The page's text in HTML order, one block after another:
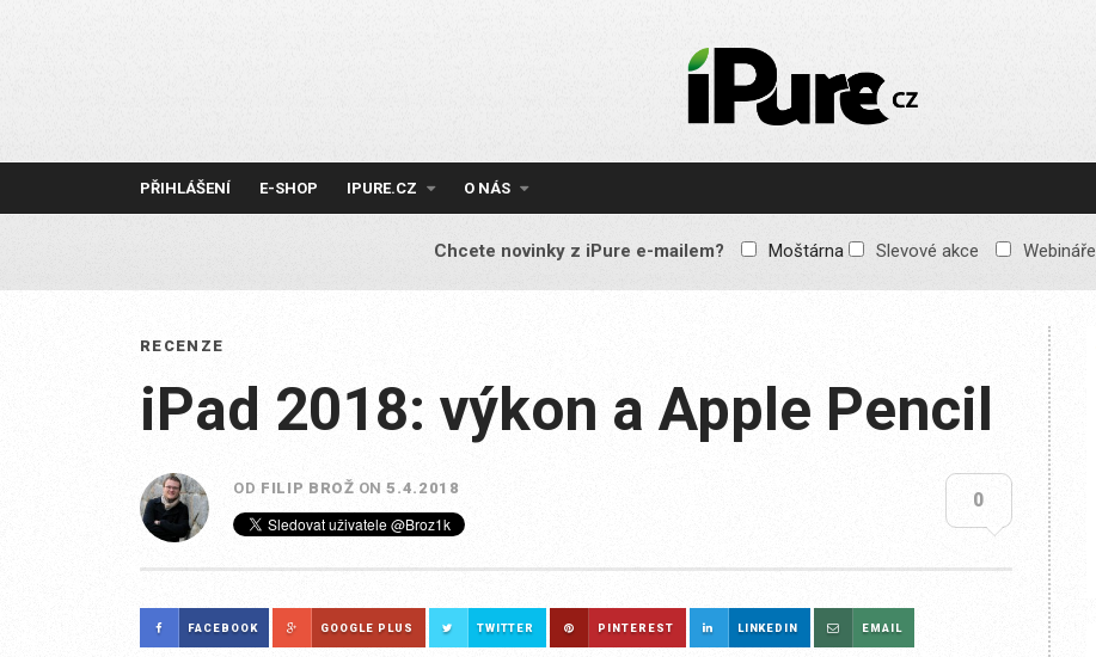
IPURE.CZ
Prémiový Apple e-
reklamy, žádné
obsah pro všechny
PŘIHLÁŠENÍ E-SHOP IPURE.CZ O NÁS
Chcete novinky z iPure e-mailem? Moštárna Slevové akce Webináře
RECENZE
iPad 2018: výkon a Apple Pencil
OD FILIP BROŽ ON5.4.2018
0
FACEBOOK GOOGLE PLUS TWITTER PINTEREST LINKEDIN EMAIL